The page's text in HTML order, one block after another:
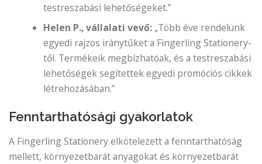
testreszabási lehetőségeket.”
Helen P., vállalati vevő: „Több éve rendelünk
egyedi rajzos iránytűket a Fingerling Stationery-
től. Termékeik megbízhatóak, és a testreszabási
lehetőségek segítettek egyedi promóciós cikkek
létrehozásában.”
Fenntarthatósági gyakorlatok
A Fingerling Stationery elkötelezett a fenntarthatóság
mellett, környezetbarát anyagokat és környezetbarát